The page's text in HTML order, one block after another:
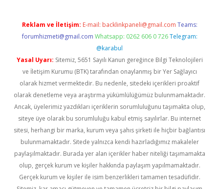
Reklam ve İletişim: E-mail: backlinkpaneli@gmail.com Teams:
forumhizmeti@gmail.com Whatsapp: 0262 606 0 726 Telegram:
@karabul
Yasal Uyarı: Sitemiz, 5651 Sayılı Kanun gereğince Bilgi Teknolojileri
ve İletişim Kurumu (BTK) tarafından onaylanmış bir Yer Sağlayıcı
olarak hizmet vermektedir. Bu nedenle, sitedeki içerikleri proaktif
olarak denetleme veya araştırma yükümlülüğümüz bulunmamaktadır.
Ancak, üyelerimiz yazdıkları içeriklerin sorumluluğunu taşımakta olup,
siteye üye olarak bu sorumluluğu kabul etmiş sayılırlar. Bu internet
sitesi, herhangi bir marka, kurum veya şahıs şirketi ile hiçbir bağlantısı
bulunmamaktadır. Sitede yalnızca kendi hazırladığımız makaleler
paylaşılmaktadır. Burada yer alan içerikler haber niteliği taşımamakta
olup, gerçek kurum ve kişiler hakkında paylaşım yapılmamaktadır.
Gerçek kurum ve kişiler ile isim benzerlikleri tamamen tesadüfidir.